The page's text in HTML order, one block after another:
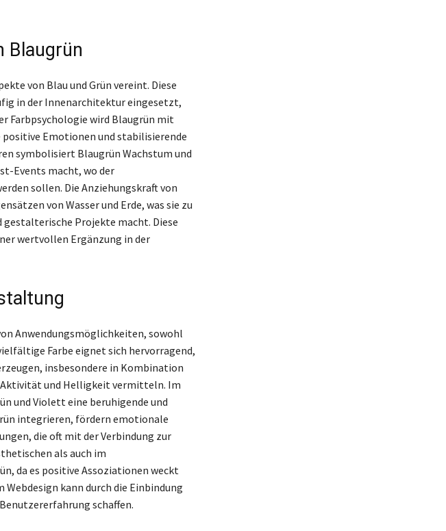
Blaugrün
von Blau und Grün vereint. Diese
in der Innenarchitektur eingesetzt,
Farbpsychologie wird Blaugrün mit
Emotionen und stabilisierende
symbolisiert Blaugrün Wachstum und
Events macht, wo der
sollen. Die Anziehungskraft von
von Wasser und Erde, was sie zu
gestalterische Projekte macht. Diese
wertvollen Ergänzung in der
Anwendungsmöglichkeiten, sowohl
Farbe eignet sich hervorragend,
insbesondere in Kombination
Aktivität und Helligkeit vermitteln. Im
und Violett eine beruhigende und
integrieren, fördern emotionale
die oft mit der Verbindung zur
als auch im
da es positive Assoziationen weckt
kann durch die Einbindung
schaffen.